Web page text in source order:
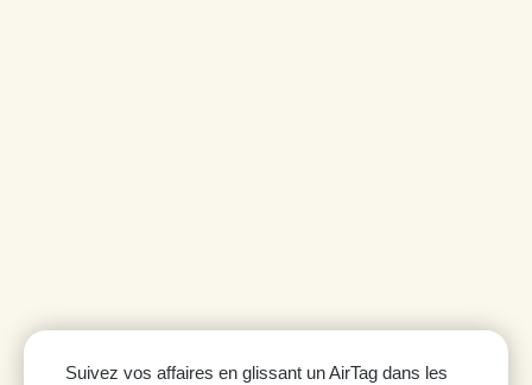
Suivez vos affaires en glissant un AirTag dans les